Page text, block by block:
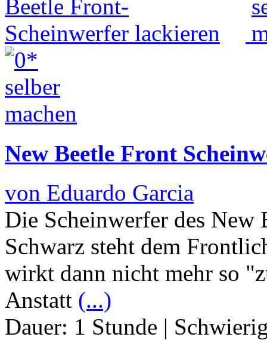
New Beetle Front
von Eduardo Garcia
Die Scheinwerfer des
Schwarz steht dem
wirkt dann nicht mehr so
Anstatt (...)
Dauer: 1 Stunde |